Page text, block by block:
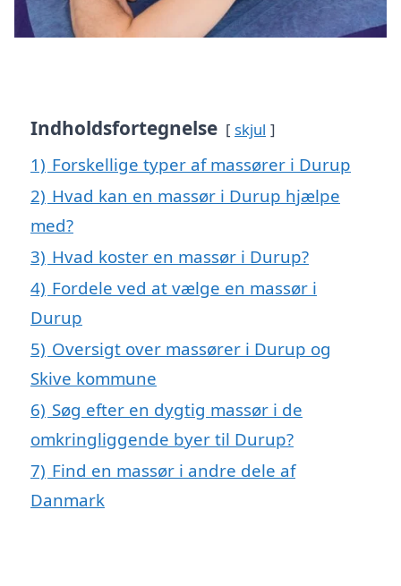
Indholdsfortegnelse skjul
1) Forskellige typer af massører i Durup
2) Hvad kan en massør i Durup hjælpe
med?
3) Hvad koster en massør i Durup?
4) Fordele ved at vælge en massør i
Durup
5) Oversigt over massører i Durup og
Skive kommune
6) Søg efter en dygtig massør i de
omkringliggende byer til Durup?
7) Find en massør i andre dele af
Danmark